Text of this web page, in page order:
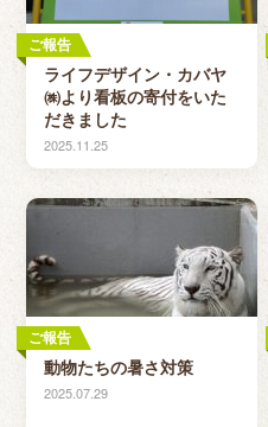
ご報告
ライフデザイン・カバヤ
㈱より看板の寄付をいた
だきました
2025.11.25
ご報告
動物たちの暑さ対策
2025.07.29